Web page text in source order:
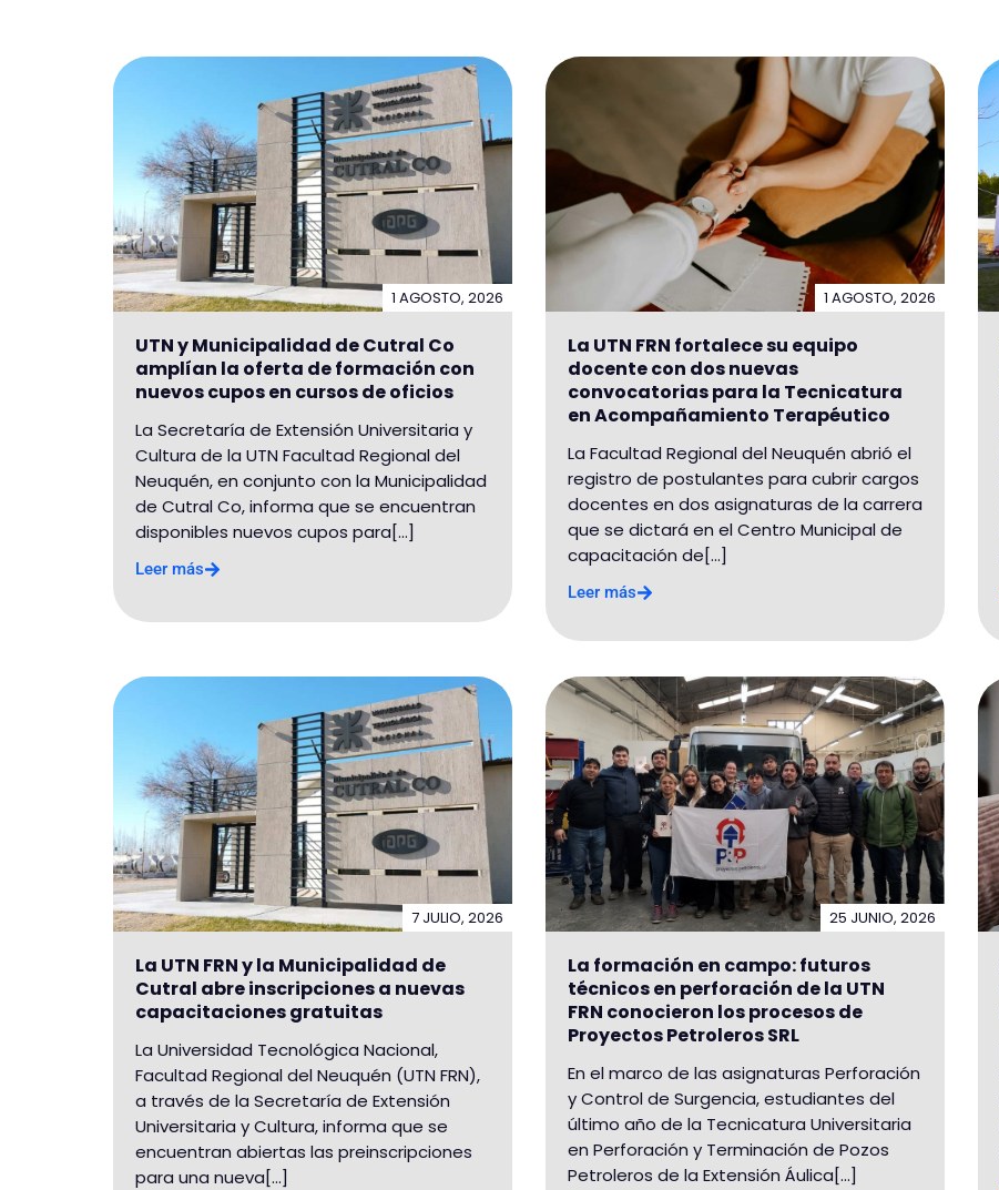
1 AGOSTO, 2026
UTN y Municipalidad de Cutral Co
amplían la oferta de formación con
nuevos cupos en cursos de oficios
La Secretaría de Extensión Universitaria y
Cultura de la UTN Facultad Regional del
Neuquén, en conjunto con la Municipalidad
de Cutral Co, informa que se encuentran
disponibles nuevos cupos para[...]
Leer más
1 AGOSTO, 2026
La UTN FRN fortalece su equipo
docente con dos nuevas
convocatorias para la Tecnicatura
en Acompañamiento Terapéutico
La Facultad Regional del Neuquén abrió el
registro de postulantes para cubrir cargos
docentes en dos asignaturas de la carrera
que se dictará en el Centro Municipal de
capacitación de[...]
Leer más
7 JULIO, 2026
La UTN FRN y la Municipalidad de
Cutral abre inscripciones a nuevas
capacitaciones gratuitas
La Universidad Tecnológica Nacional,
Facultad Regional del Neuquén (UTN FRN),
a través de la Secretaría de Extensión
Universitaria y Cultura, informa que se
encuentran abiertas las preinscripciones
para una nueva[...]
25 JUNIO, 2026
La formación en campo: futuros
técnicos en perforación de la UTN
FRN conocieron los procesos de
Proyectos Petroleros SRL
En el marco de las asignaturas Perforación
y Control de Surgencia, estudiantes del
último año de la Tecnicatura Universitaria
en Perforación y Terminación de Pozos
Petroleros de la Extensión Áulica[...]